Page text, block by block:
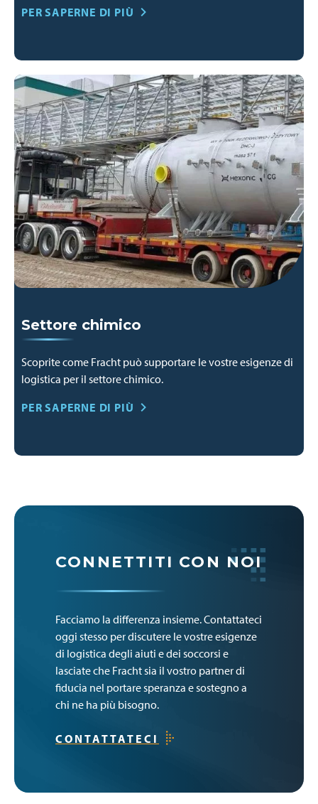
PER SAPERNE DI PIÙ
Settore chimico
Scoprite come Fracht può supportare le vostre esigenze di
logistica per il settore chimico.
PER SAPERNE DI PIÙ
CONNETTITI CON NOI
Facciamo la differenza insieme. Contattateci
oggi stesso per discutere le vostre esigenze
di logistica degli aiuti e dei soccorsi e
lasciate che Fracht sia il vostro partner di
fiducia nel portare speranza e sostegno a
chi ne ha più bisogno.
CONTATTATECI